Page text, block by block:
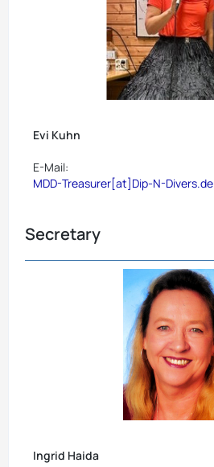
Evi Kuhn
E-Mail:
MDD-Treasurer[at]Dip-N-Divers.de
Secretary
Ingrid Haida